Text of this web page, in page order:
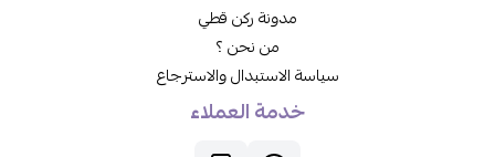
مدونة ركن قطي
من نحن ؟
سياسة الاستبدال والاسترجاع
خدمة العملاء